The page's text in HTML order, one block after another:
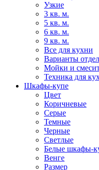
Узкие
3 кв. м.
5 кв. м.
6 кв. м.
9 кв. м.
Все для кухни
Варианты
Мойки и
Техника для
Шкафы-купе
Цвет
Коричневые
Серые
Темные
Черные
Светлые
Белые шкафы-
Венге
Размер